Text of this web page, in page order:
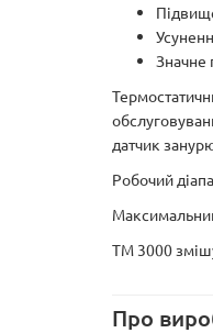
Значне
датчик
Робочий
TM 3000
Про